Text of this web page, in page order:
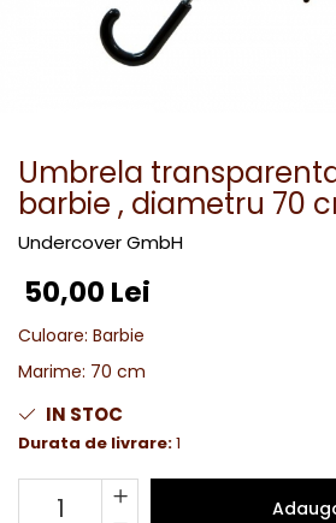
Umbrela
barbie , diametru 70
Undercover GmbH
50,00 Lei
Culoare: Barbie
Marime: 70 cm
IN STOC
Durata de livrare:1